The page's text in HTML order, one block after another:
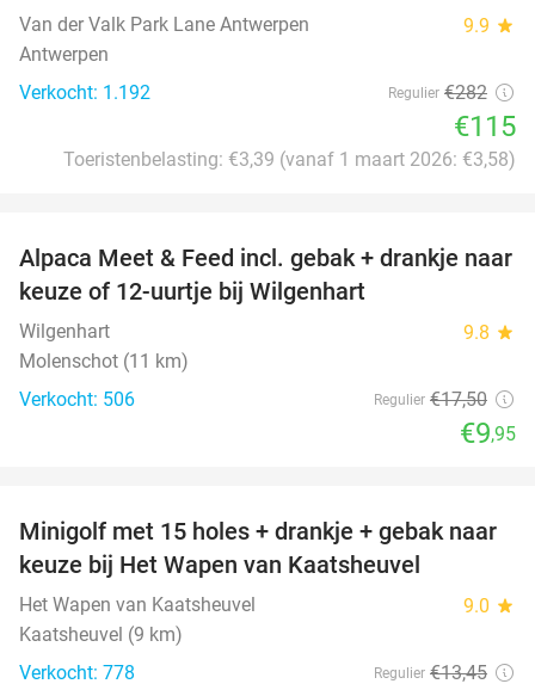
Van der Valk Park Lane Antwerpen 9.9 star
Antwerpen
Verkocht: 1.192
Regulier €282
€115
Toeristenbelasting: €3,39 (vanaf 1 maart 2026: €3,58)
43%
Alpaca Meet & Feed incl. gebak + drankje naar
keuze of 12-uurtje bij Wilgenhart
Wilgenhart 9.8 star
Molenschot (11 km)
Verkocht: 506
Regulier €17,50
€9,95
41%
Minigolf met 15 holes + drankje + gebak naar
keuze bij Het Wapen van Kaatsheuvel
Het Wapen van Kaatsheuvel 9.0 star
Kaatsheuvel (9 km)
Verkocht: 778
Regulier €13,45